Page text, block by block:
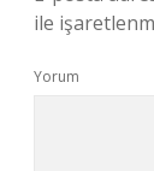
ile
Yorum